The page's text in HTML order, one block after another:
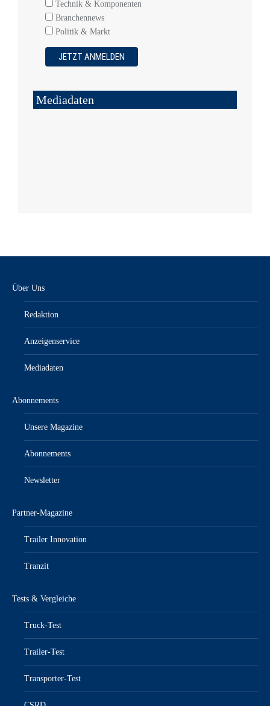
Technik & Komponenten
Branchennews
Politik & Markt
Mediadaten
Über Uns
Redaktion
Anzeigenservice
Mediadaten
Abonnements
Unsere Magazine
Abonnements
Newsletter
Partner-Magazine
Trailer Innovation
Tranzit
Tests & Vergleiche
Truck-Test
Trailer-Test
Transporter-Test